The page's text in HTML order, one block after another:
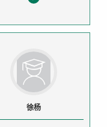
徐杨